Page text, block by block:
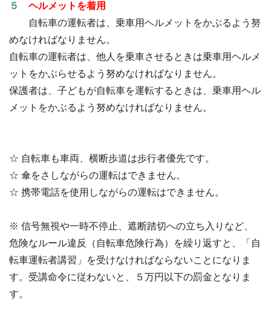
５
ヘルメットを着用
自転車の運転者は、乗車用ヘルメットをかぶるよう努
めなければなりません。
自転車の運転者は、他人を乗車させるときは乗車用ヘルメ
ットをかぶらせるよう努めなければなりません。
保護者は、子どもが自転車を運転するときは、乗車用ヘル
メットをかぶるよう努めなければなりません。
☆ 自転車も車両、横断歩道は歩行者優先です。
☆ 傘をさしながらの運転はできません。
☆ 携帯電話を使用しながらの運転はできません。
※ 信号無視や一時不停止、遮断踏切への立ち入りなど、
危険なルール違反（自転車危険行為）を繰り返すと、「自
転車運転者講習」を受けなければならないことになりま
す。受講命令に従わないと、５万円以下の罰金となりま
す。